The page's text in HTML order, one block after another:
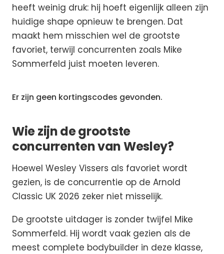
heeft weinig druk: hij hoeft eigenlijk alleen zijn
huidige shape opnieuw te brengen. Dat
maakt hem misschien wel de grootste
favoriet, terwijl concurrenten zoals Mike
Sommerfeld juist moeten leveren.
Er zijn geen kortingscodes gevonden.
Wie zijn de grootste
concurrenten van Wesley?
Hoewel Wesley Vissers als favoriet wordt
gezien, is de concurrentie op de Arnold
Classic UK 2026 zeker niet misselijk.
De grootste uitdager is zonder twijfel Mike
Sommerfeld. Hij wordt vaak gezien als de
meest complete bodybuilder in deze klasse,